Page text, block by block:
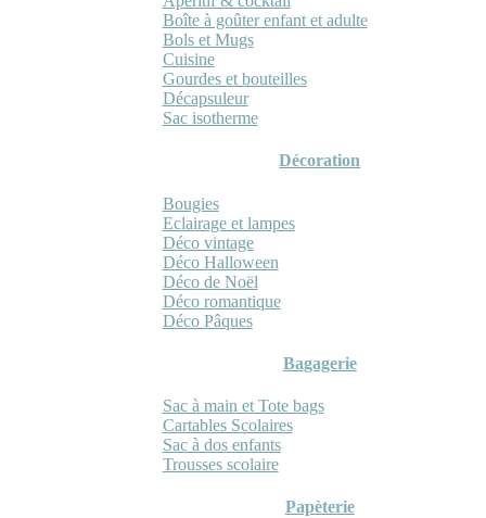
Boîte à goûter enfant et adulte
Bols et Mugs
Cuisine
Gourdes et bouteilles
Décapsuleur
Sac isotherme
Décoration
Bougies
Eclairage et lampes
Déco vintage
Déco Halloween
Déco de Noël
Déco romantique
Déco Pâques
Bagagerie
Sac à main et Tote bags
Cartables Scolaires
Sac à dos enfants
Trousses scolaire
Papèterie